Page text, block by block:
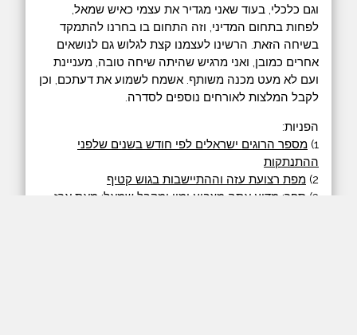
וגם כלכלי, בעוד שאני מגדיר את עצמי כאיש שמאל,
לפחות בתחום המדיני, וזה התחום בו בחרנו להתמקד
בשיחה הזאת. הרשינו לעצמנו קצת לגלוש גם לנושאים
אחרים כמובן, ואני מרגיש שהיתה שיחה טובה, מעניינת
ועם לא מעט מכנה משותף. אשמח לשמוע את דעתכם, וכן
לקבל המלצות לאורחים נוספים לסדרה.
הפניות:
1) מספר הרוגים ישראלים לפי חודש בשנים שלפני
ההתנתקות
2) מפת רצועת עזה וההתיישבות בגוש קטיף
3) ספר:
מדוע אתה מצביע ימין ומקבל שמאל; מאת ארז